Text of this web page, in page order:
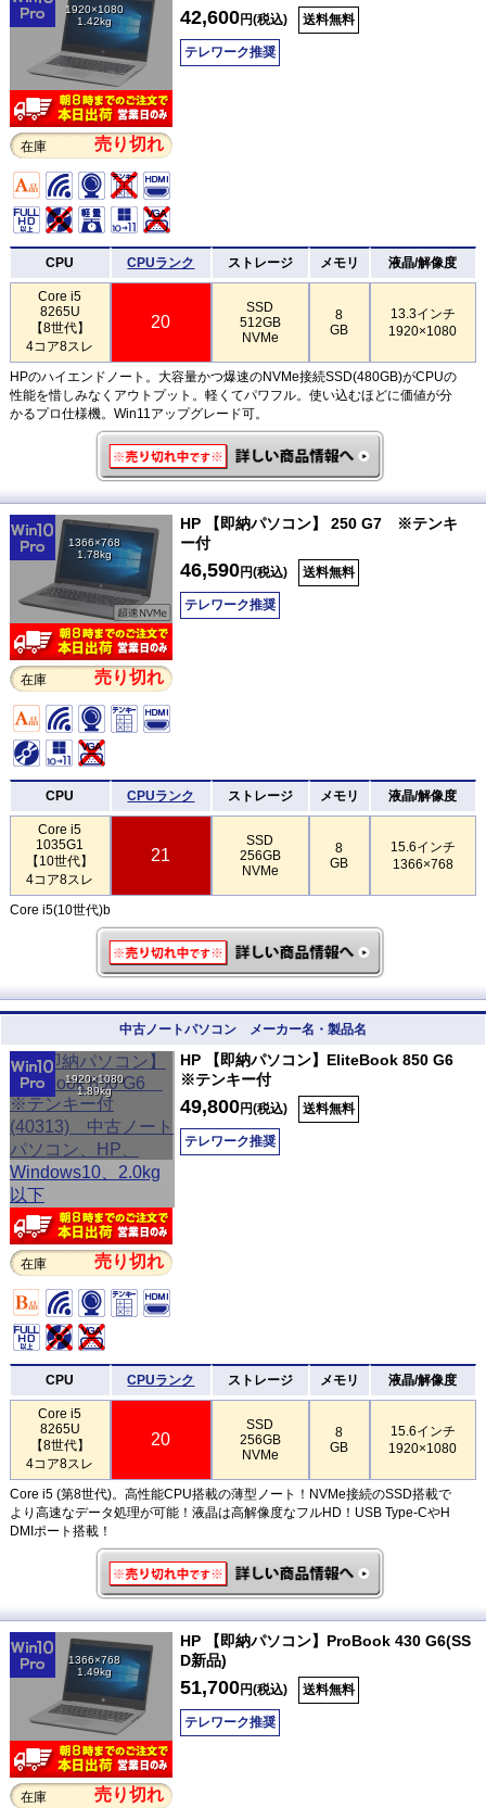
1920×1080
1.42kg
在庫 売り切れ
42,600円(税込) 送料無料
テレワーク推奨
CPU CPUランク ストレージ メモリ 液晶/解像度
Core i5
8265U
【8世代】
4コア8スレ
20
SSD
512GB
NVMe
8
GB
13.3インチ
1920×1080
HPのハイエンドノート。大容量かつ爆速のNVMe接続SSD(480GB)がCPUの
性能を惜しみなくアウトプット。軽くてパワフル。使い込むほどに価値が分
かるプロ仕様機。Win11アップグレード可。
1366×768
1.78kg
在庫 売り切れ
HP 【即納パソコン】 250 G7 ※テンキ
ー付
46,590円(税込) 送料無料
テレワーク推奨
CPU CPUランク ストレージ メモリ 液晶/解像度
Core i5
1035G1
【10世代】
4コア8スレ
21
SSD
256GB
NVMe
8
GB
15.6インチ
1366×768
Core i5(10世代)b
中古ノートパソコン メーカー名・製品名
1920×1080
1.89kg
在庫 売り切れ
HP 【即納パソコン】EliteBook 850 G6
※テンキー付
49,800円(税込) 送料無料
テレワーク推奨
CPU CPUランク ストレージ メモリ 液晶/解像度
Core i5
8265U
【8世代】
4コア8スレ
20
SSD
256GB
NVMe
8
GB
15.6インチ
1920×1080
Core i5 (第8世代)。高性能CPU搭載の薄型ノート！NVMe接続のSSD搭載で
より高速なデータ処理が可能！液晶は高解像度なフルHD！USB Type-CやH
DMIポート搭載！
1366×768
1.49kg
在庫 売り切れ
HP 【即納パソコン】ProBook 430 G6(SS
D新品)
51,700円(税込) 送料無料
テレワーク推奨